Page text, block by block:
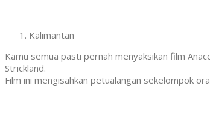
Kalimantan
Kamu semua pasti pernah menyaksikan film
Strickland.
Film ini mengisahkan petualangan sekelompok